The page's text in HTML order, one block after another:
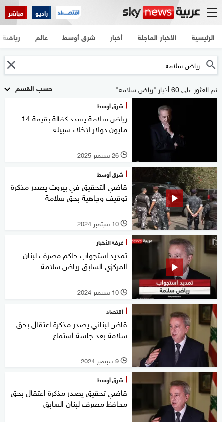
راديو مباشر
الرئيسية الأخبار العاجلة أخبار شرق أوسط عالم رياضة
حسب القسم تم العثور على 60 أخبار "رياض سلامة"
شرق أوسط
رياض سلامة يسدد كفالة بقيمة 14
مليون دولار لإخلاء سبيله
l 26 سبتمبر 2025
شرق أوسط
قاضي التحقيق في بيروت يصدر مذكرة
توقيف وجاهية بحق سلامة
l 10 سبتمبر 2024
غرفة الأخبار
تمديد استجواب حاكم مصرف لبنان
المركزي السابق رياض سلامة
l 10 سبتمبر 2024
اقتصاد
قاض لبناني يصدر مذكرة اعتقال بحق
سلامة بعد جلسة استماع
l 9 سبتمبر 2024
شرق أوسط
قاضي تحقيق يصدر مذكرة اعتقال بحق
محافظ مصرف لبنان السابق